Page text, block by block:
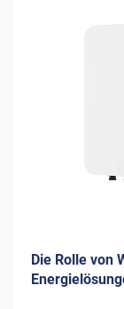
Die Rolle von